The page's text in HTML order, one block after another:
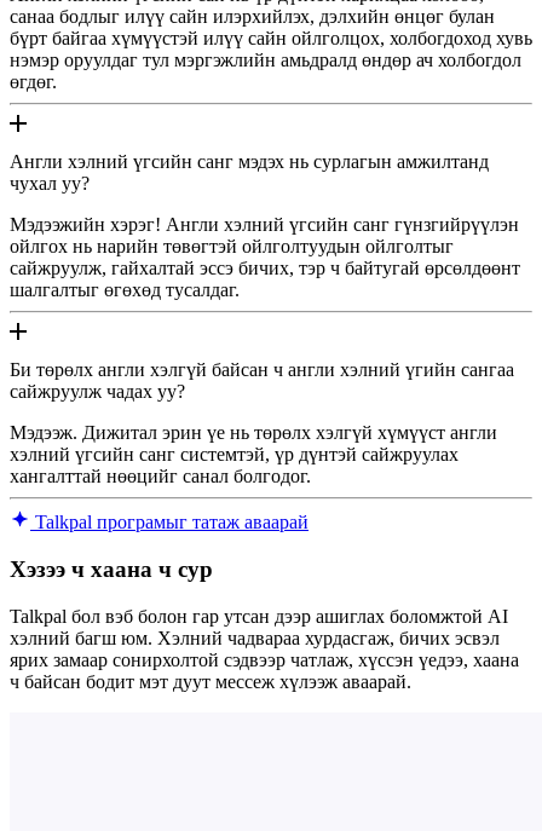
санаа бодлыг илүү сайн илэрхийлэх, дэлхийн өнцөг булан
бүрт байгаа хүмүүстэй илүү сайн ойлголцох, холбогдоход хувь
нэмэр оруулдаг тул мэргэжлийн амьдралд өндөр ач холбогдол
өгдөг.
Англи хэлний үгсийн санг мэдэх нь сурлагын амжилтанд
чухал уу?
Мэдээжийн хэрэг! Англи хэлний үгсийн санг гүнзгийрүүлэн
ойлгох нь нарийн төвөгтэй ойлголтуудын ойлголтыг
сайжруулж, гайхалтай эссэ бичих, тэр ч байтугай өрсөлдөөнт
шалгалтыг өгөхөд тусалдаг.
Би төрөлх англи хэлгүй байсан ч англи хэлний үгийн сангаа
сайжруулж чадах уу?
Мэдээж. Дижитал эрин үе нь төрөлх хэлгүй хүмүүст англи
хэлний үгсийн санг системтэй, үр дүнтэй сайжруулах
хангалттай нөөцийг санал болгодог.
Talkpal програмыг татаж аваарай
Хэзээ ч хаана ч сур
Talkpal бол вэб болон гар утсан дээр ашиглах боломжтой AI
хэлний багш юм. Хэлний чадвараа хурдасгаж, бичих эсвэл
ярих замаар сонирхолтой сэдвээр чатлаж, хүссэн үедээ, хаана
ч байсан бодит мэт дуут мессеж хүлээж аваарай.